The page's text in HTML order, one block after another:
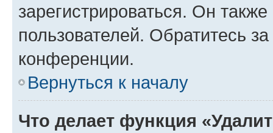
зарегистрироваться. Он
пользователей. Обратитесь
конференции.
Вернуться к началу
Что делает функция